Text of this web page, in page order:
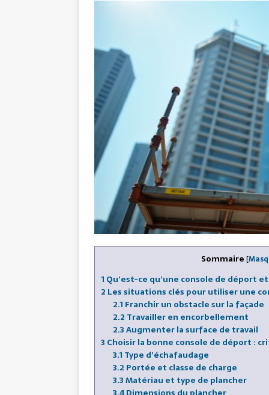
Sommaire [
1 Qu’est-ce qu’une console de déport
2 Les situations clés pour utiliser une
2.1 Franchir un obstacle sur la façade
2.2 Travailler en encorbellement
2.3Augmenter la surface de travail
3 Choisir la bonne console de déport :
3.1 Type d’échafaudage
3.2 Portée et classe de charge
3.3Matériau et type de plancher